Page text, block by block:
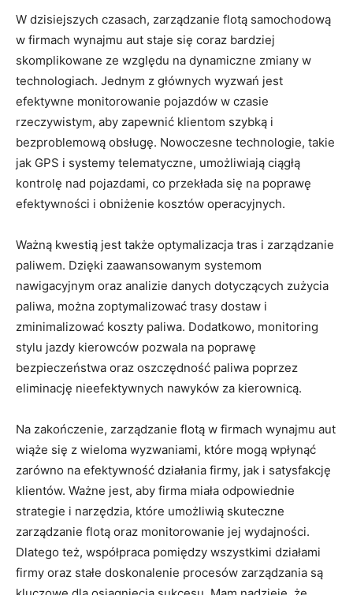
W dzisiejszych czasach, zarządzanie flotą samochodową
w firmach wynajmu aut staje się coraz bardziej
skomplikowane ze względu na dynamiczne zmiany w
technologiach. Jednym z głównych wyzwań jest
efektywne monitorowanie pojazdów w czasie
rzeczywistym, aby zapewnić klientom szybką i
bezproblemową ⁤obsługę. Nowoczesne technologie,‍ takie
jak GPS i systemy telematyczne, umożliwiają ciągłą
kontrolę nad pojazdami, ⁤co przekłada ‍się na poprawę
efektywności i⁤ obniżenie kosztów operacyjnych.
Ważną kwestią jest także optymalizacja tras i zarządzanie
paliwem. Dzięki zaawansowanym systemom⁢
nawigacyjnym oraz analizie danych dotyczących zużycia
‌paliwa, można‌ zoptymalizować trasy dostaw i
zminimalizować koszty paliwa. Dodatkowo, monitoring
stylu jazdy kierowców pozwala na poprawę
bezpieczeństwa oraz oszczędność paliwa‍ poprzez
eliminację nieefektywnych nawyków za kierownicą.
Na zakończenie, zarządzanie flotą w firmach ⁣wynajmu ⁣aut
‍wiąże się z wieloma wyzwaniami, które mogą wpłynąć
zarówno​ na efektywność działania firmy, jak i satysfakcję
klientów. Ważne jest, aby firma miała ⁢odpowiednie⁢
strategie i narzędzia, które umożliwią skuteczne
zarządzanie flotą oraz monitorowanie‌ jej wydajności.
Dlatego też, współpraca pomiędzy‍ wszystkimi działami
firmy oraz stałe doskonalenie ‌procesów zarządzania są